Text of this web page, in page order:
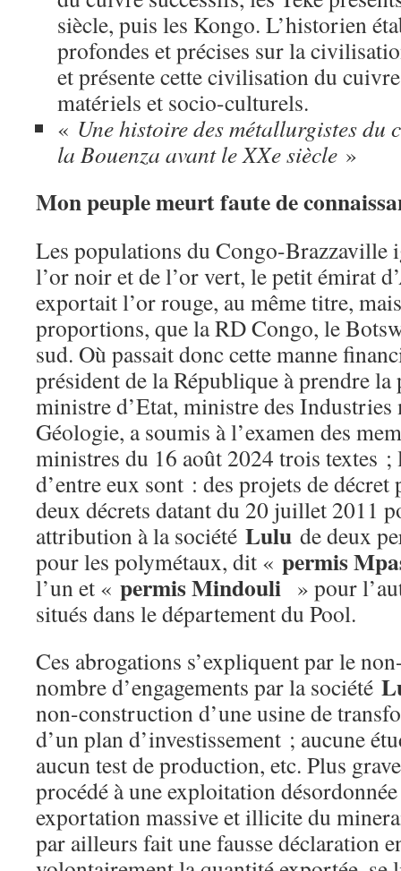
siècle, puis les Kongo. L’historien
profondes et précises sur la
et présente cette civilisation du cuivre
matériels et socio-culturels.
« Une histoire des métallurgistes du
la Bouenza avant le XXe siècle »
Mon peuple meurt faute de
Les populations du Congo-Brazzaville
l’or noir et de l’or vert, le petit émirat
exportait l’or rouge, au même titre,
proportions, que la RD Congo, le
sud. Où passait donc cette manne
président de la République à prendre
ministre d’Etat, ministre des Industries
Géologie, a soumis à l’examen des
ministres du 16 août 2024 trois textes ;
d’entre eux sont : des projets de
deux décrets datant du 20 juillet 2011
attribution à la société Lulu de deux
pour les polymétaux, dit « permis
l’un et « permis Mindouli » pour
situés dans le département du Pool.
Ces abrogations s’expliquent par le
nombre d’engagements par la société
non-construction d’une usine de
d’un plan d’investissement ; aucune
aucun test de production, etc. Plus
procédé à une exploitation
exportation massive et illicite du
par ailleurs fait une fausse déclaration